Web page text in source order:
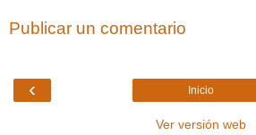
Publicar un comentario
‹ Inicio
Ver versión web